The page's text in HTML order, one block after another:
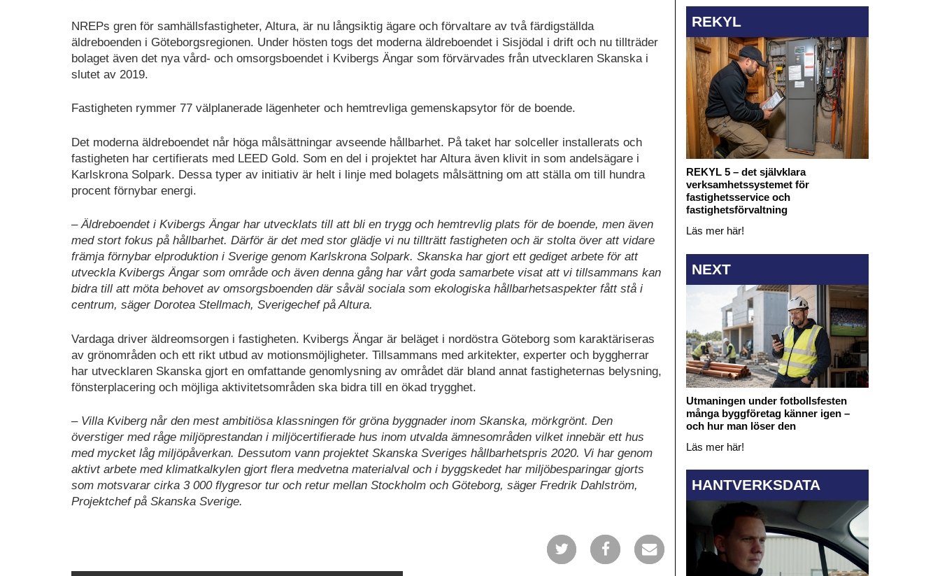
NREPs gren för samhällsfastigheter, Altura, är nu långsiktig ägare och förvaltare av två färdigställda
äldreboenden i Göteborgsregionen. Under hösten togs det moderna äldreboendet i Sisjödal i drift och nu tillträder
bolaget även det nya vård- och omsorgsboendet i Kvibergs Ängar som förvärvades från utvecklaren Skanska i
slutet av 2019.
Fastigheten rymmer 77 välplanerade lägenheter och hemtrevliga gemenskapsytor för de boende.
Det moderna äldreboendet når höga målsättningar avseende hållbarhet. På taket har solceller installerats och
fastigheten har certifierats med LEED Gold. Som en del i projektet har Altura även klivit in som andelsägare i
Karlskrona Solpark. Dessa typer av initiativ är helt i linje med bolagets målsättning om att ställa om till hundra
procent förnybar energi.
– Äldreboendet i Kvibergs Ängar har utvecklats till att bli en trygg och hemtrevlig plats för de boende, men även
med stort fokus på hållbarhet. Därför är det med stor glädje vi nu tillträtt fastigheten och är stolta över att vidare
främja förnybar elproduktion i Sverige genom Karlskrona Solpark. Skanska har gjort ett gediget arbete för att
utveckla Kvibergs Ängar som område och även denna gång har vårt goda samarbete visat att vi tillsammans kan
bidra till att möta behovet av omsorgsboenden där såväl sociala som ekologiska hållbarhetsaspekter fått stå i
centrum, säger Dorotea Stellmach, Sverigechef på Altura.
Vardaga driver äldreomsorgen i fastigheten. Kvibergs Ängar är beläget i nordöstra Göteborg som karaktäriseras
av grönområden och ett rikt utbud av motionsmöjligheter. Tillsammans med arkitekter, experter och byggherrar
har utvecklaren Skanska gjort en omfattande genomlysning av området där bland annat fastigheternas belysning,
fönsterplacering och möjliga aktivitetsområden ska bidra till en ökad trygghet.
– Villa Kviberg når den mest ambitiösa klassningen för gröna byggnader inom Skanska, mörkgrönt. Den
överstiger med råge miljöprestandan i miljöcertifierade hus inom utvalda ämnesområden vilket innebär ett hus
med mycket låg miljöpåverkan. Dessutom vann projektet Skanska Sveriges hållbarhetspris 2020. Vi har genom
aktivt arbete med klimatkalkylen gjort flera medvetna materialval och i byggskedet har miljöbesparingar gjorts
som motsvarar cirka 3 000 flygresor tur och retur mellan Stockholm och Göteborg, säger Fredrik Dahlström,
Projektchef på Skanska Sverige.
REKYL
REKYL 5 – det självklara
verksamhetssystemet för
fastighetsservice och
fastighetsförvaltning
Läs mer här!
NEXT
Utmaningen under fotbollsfesten
många byggföretag känner igen –
och hur man löser den
Läs mer här!
HANTVERKSDATA